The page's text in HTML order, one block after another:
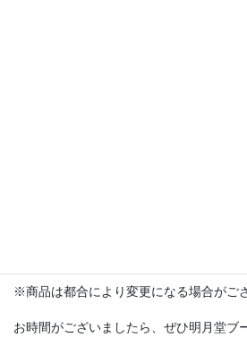
※商品は都合により変更になる場合がご
お時間がございましたら、ぜひ明月堂ブ